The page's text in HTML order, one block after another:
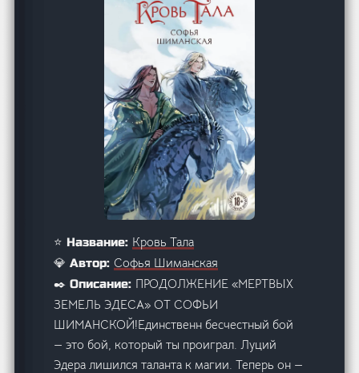
⭐ Название: Кровь Тала
💎 Автор:Софья Шиманская
✒️ Описание: ПРОДОЛЖЕНИЕ «МЕРТВЫХ
ЗЕМЕЛЬ ЭДЕСА» ОТ СОФЬИ
ШИМАНСКОЙ!Единственн бесчестный бой
— это бой, который ты проиграл. Луций
Эдера лишился таланта к магии. Теперь он —